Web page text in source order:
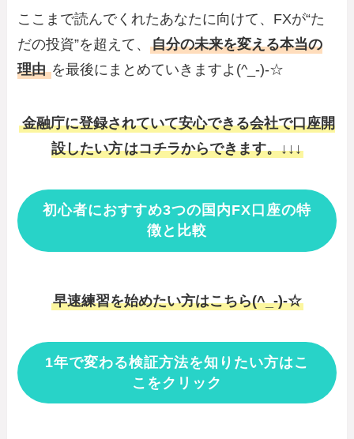
ここまで読んでくれたあなたに向けて、FXが“た
だの投資”を超えて、自分の未来を変える本当の
理由 を最後にまとめていきますよ(^_-)-☆
金融庁に登録されていて安心できる会社で口座開
設したい方はコチラからできます。↓↓↓
初心者におすすめ3つの国内FX口座の特
徴と比較
早速練習を始めたい方はこちら(^_-)-☆
1年で変わる検証方法を知りたい方はこ
こをクリック